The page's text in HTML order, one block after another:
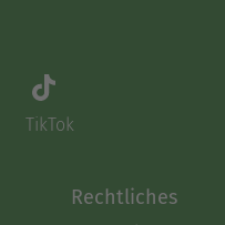
TikTok
Rechtliches